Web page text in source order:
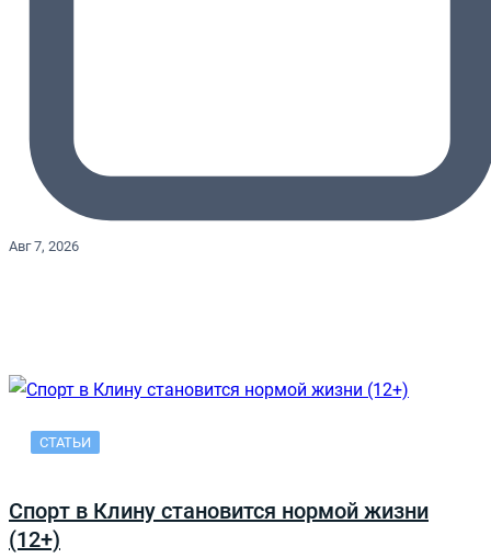
Авг 7, 2026
СТАТЬИ
Спорт в Клину становится нормой жизни
(12+)